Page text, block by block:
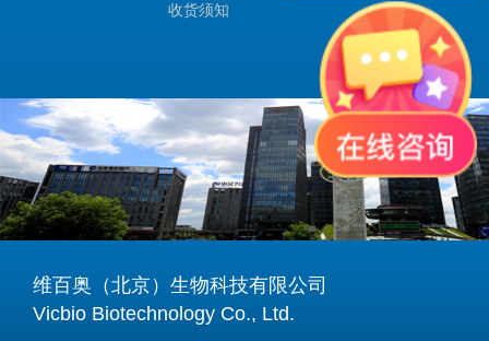
收货须知
维百奥（北京）生物科技有限公司
Vicbio Biotechnology Co., Ltd.